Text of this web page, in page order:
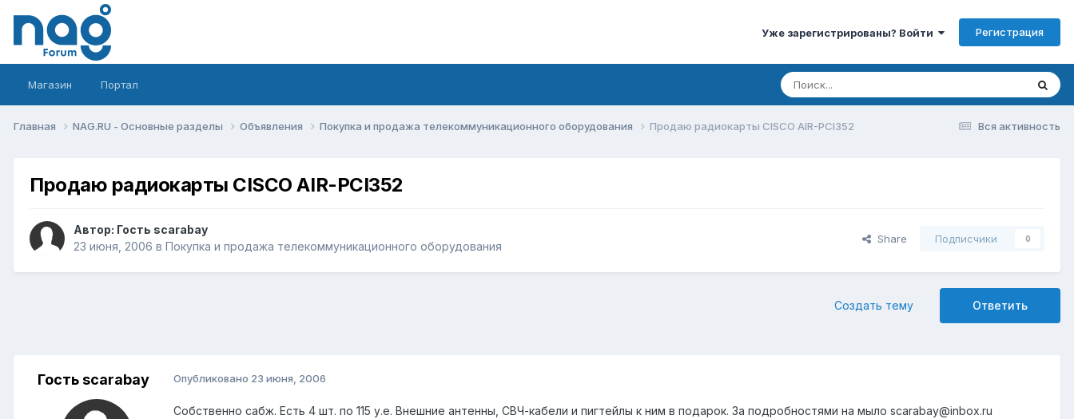
Уже зарегистрированы? Войти Регистрация
Магазин Портал
Вся активность
Главная NAG.RU - Основные разделы Объявления Покупка и продажа телекоммуникационного оборудования Продаю радиокарты CISCO AIR-PCI352
Продаю радиокарты CISCO AIR-PCI352
Автор: Гость scarabay
23 июня, 2006 в Покупка и продажа телекоммуникационного оборудования
Share Подписчики 0
Ответить
Создать тему
Гость scarabay Опубликовано 23 июня, 2006
Собственно сабж. Есть 4 шт. по 115 у.е. Внешние антенны, СВЧ-кабели и пигтейлы к ним в подарок. За подробностями на мыло scarabay@inbox.ru